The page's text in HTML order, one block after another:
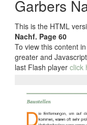
Garbers
This is the HTML
Nachf. Page 60
To view this content
greater and
last Flash playerclick